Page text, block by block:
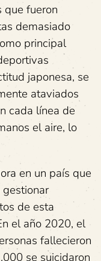
fueron
demasiado
principal
japonesa, se
ataviados
cada línea de
el aire, lo
en un país que
de esta
el año 2020, el
fallecieron
se suicidaron